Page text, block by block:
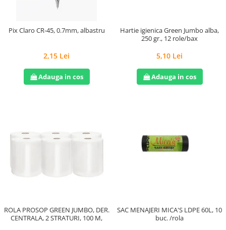
Pix Claro CR-45, 0.7mm, albastru
2,15 Lei
Adauga in cos
Hartie igienica Green Jumbo alba,
250 gr., 12 role/bax
5,10 Lei
Adauga in cos
ROLA PROSOP GREEN JUMBO, DER.
CENTRALA, 2 STRATURI, 100 M,
SAC MENAJERI MICA'S LDPE 60L, 10
buc. /rola